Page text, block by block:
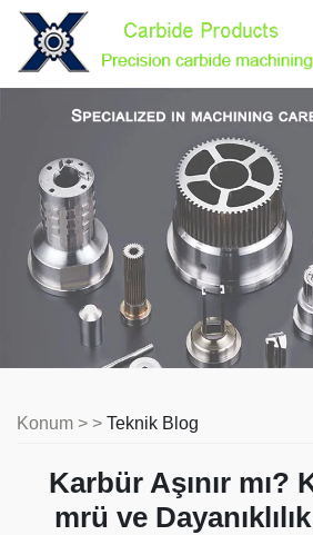
Konum > > Teknik Blog
Karbür Aşınır mı?
mrü ve